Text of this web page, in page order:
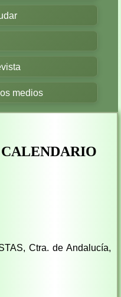
medios
Ctra. de Andalucía,